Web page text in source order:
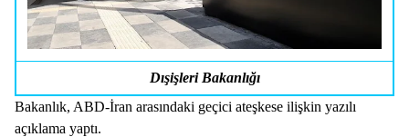
Dışişleri Bakanlığı
Bakanlık, ABD-İran arasındaki geçici ateşkese ilişkin yazılı
açıklama yaptı.